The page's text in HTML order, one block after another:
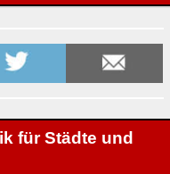
für Städte und